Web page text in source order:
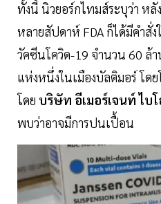
ทั้งนี้ นิวยอร์กไทมส์ระบุว่า ห
หลายสัปดาห์ FDA ก็ได้มีคำ
วัคซีนโควิด-19 จำนวน 60 ล้
แห่งหนึ่งในเมืองบัลติมอร์ โดย
โดย บริษัท อีเมอร์เจนท์ ไบ
พบว่าอาจมีการปนเปื้อน